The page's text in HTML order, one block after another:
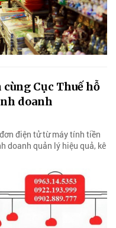
Cục Thuế hỗ
doanh
điện tử từ máy tính tiền
doanh quản lý hiệu quả, kê